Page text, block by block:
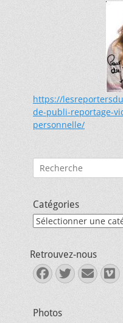
https://
de-publi-reportage-
personnelle/
Rechercher :
Catégories
Catégories
Retrouvez-nous
Facebook
Twitter
E-
mail
Photos